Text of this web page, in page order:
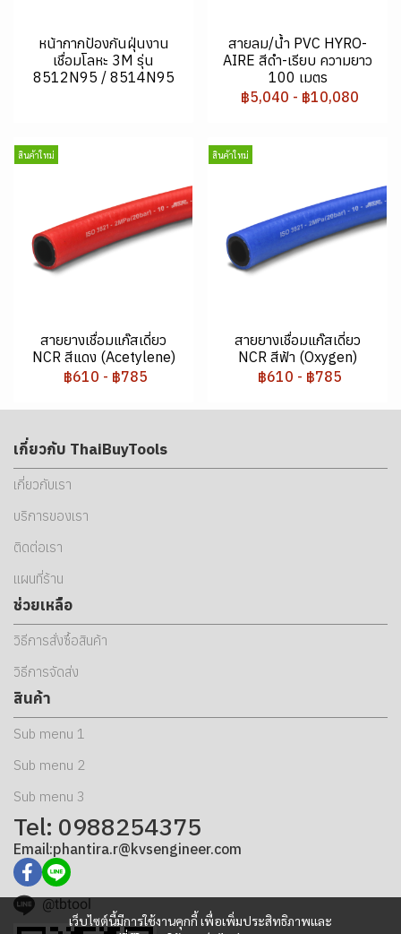
หน้ากากป้องกันฝุ่นงาน
เชื่อมโลหะ 3M รุ่น
8512N95 / 8514N95
สายลม/น้ำ PVC HYRO-
AIRE สีดำ-เรียบ ความยาว
100 เมตร
฿5,040 - ฿10,080
สินค้าใหม่
สายยางเชื่อมแก๊สเดี่ยว
NCR สีแดง (Acetylene)
฿610 - ฿785
สินค้าใหม่
สายยางเชื่อมแก๊สเดี่ยว
NCR สีฟ้า (Oxygen)
฿610 - ฿785
เว็บไซต์นี้มีการใช้งานคุกกี้ เพื่อเพิ่มประสิทธิภาพและ
เกี่ยวกับ ThaiBuyTools
เกี่ยวกับเรา
บริการของเรา
ติดต่อเรา
แผนที่ร้าน
ช่วยเหลือ
วิธีการสั่งซื้อสินค้า
วิธีการจัดส่ง
สินค้า
Sub menu 1
Sub menu 2
Sub menu 3
Tel: 0988254375
Email:phantira.r@kvsengineer.com
@tbtool